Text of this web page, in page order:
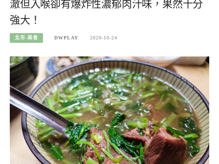
澈但入喉卻有爆炸性濃郁肉汁味，果然十分
強大！
北市-美食 DWPLAY 2020-10-24